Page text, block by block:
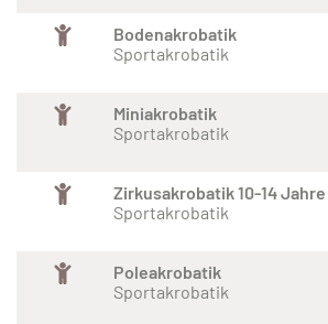
Bodenakrobatik
Sportakrobatik
Miniakrobatik
Sportakrobatik
Zirkusakrobatik 10-14 Jahre
Sportakrobatik
Poleakrobatik
Sportakrobatik